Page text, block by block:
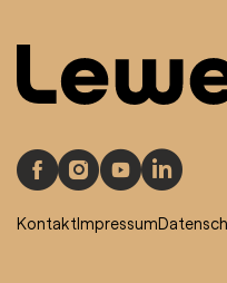
KontaktImpressum